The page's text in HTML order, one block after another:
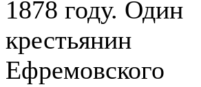
1878 году. Один
крестьянин
Ефремовского